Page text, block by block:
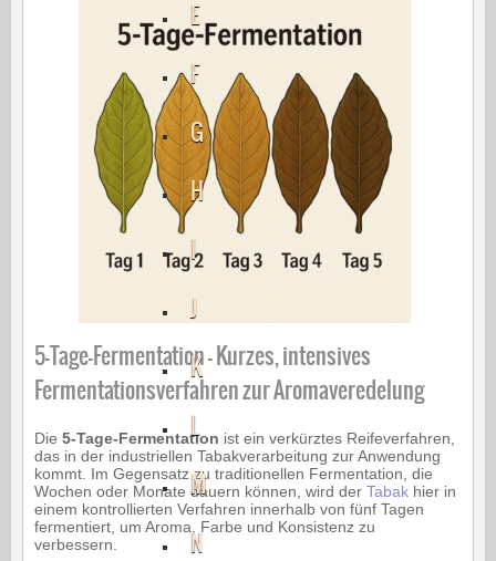
E
F
G
H
I
J
K
L
M
N
5-Tage-Fermentation – Kurzes, intensives
Fermentationsverfahren zur Aromaveredelung
Die 5-Tage-Fermentation ist ein verkürztes Reifeverfahren,
das in der industriellen Tabakverarbeitung zur Anwendung
kommt. Im Gegensatz zu traditionellen Fermentation, die
Wochen oder Monate dauern können, wird der Tabakhier in
einem kontrollierten Verfahren innerhalb von fünf Tagen
fermentiert, um Aroma, Farbe und Konsistenz zu
verbessern.